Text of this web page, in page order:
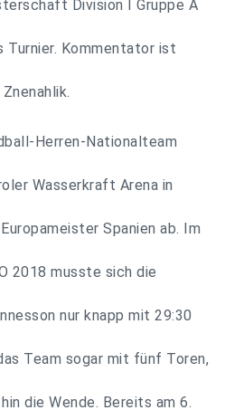
Division I Gruppe A
Kommentator ist
Herren-Nationalteam
Wasserkraft Arena in
Spanien ab. Im
2018 musste sich die
nur knapp mit 29:30
Team sogar mit fünf Toren,
die Wende. Bereits am 6.